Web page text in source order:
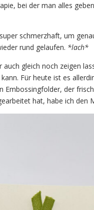
bei der man alles
schmerzhaft, um
rund gelaufen. *lach*
auch gleich noch zeigen
Für heute ist es
Embossingfolder, der
hat, habe ich den